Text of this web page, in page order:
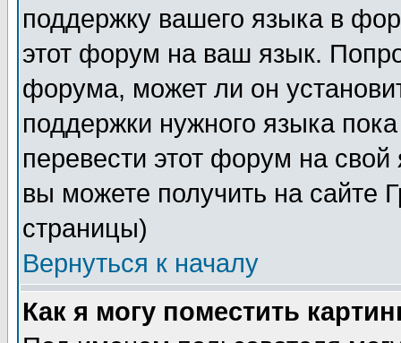
поддержку вашего языка в
этот форум на ваш язык.
форума, может ли он
поддержки нужного языка
перевести этот форум на
вы можете получить на сайте
страницы)
Вернуться к началу
Как я могу поместить